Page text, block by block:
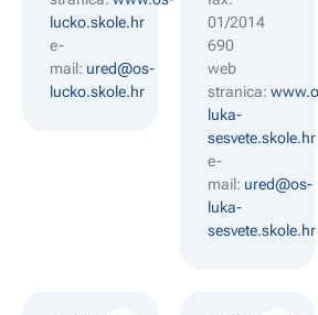
lucko.skole.hr
e-
mail: ured@os-
lucko.skole.hr
01/2014
690
web
stranica:
luka-
sesvete.skole.hr
e-
mail: ured@os-
luka-
sesvete.skole.hr